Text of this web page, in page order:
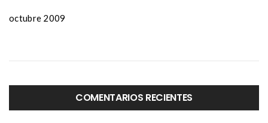
octubre 2009
COMENTARIOS RECIENTES